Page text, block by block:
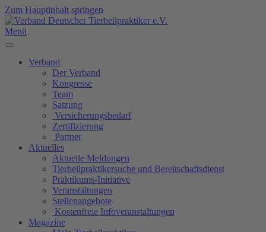
Zum Hauptinhalt springen
Menü
Verband
Der Verband
Kongresse
Team
Satzung
Versicherungsbedarf
Zertifizierung
Partner
Aktuelles
Aktuelle Meldungen
Tierheilpraktikersuche und Bereitschaftsdienst
Praktikums-Initiative
Veranstaltungen
Stellenangebote
Kostenfreie Infoveranstaltungen
Magazine